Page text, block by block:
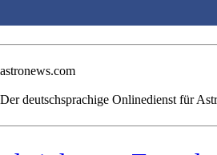
astronews.com
Der deutschsprachige Onlinedienst für